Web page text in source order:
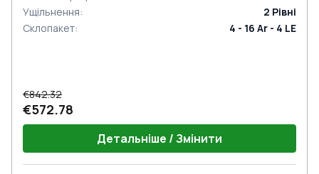
Ущільнення: 2 Рівні
Склопакет: 4 - 16 Ar - 4 LE
€842.32
€572.78
Детальніше / Змінити